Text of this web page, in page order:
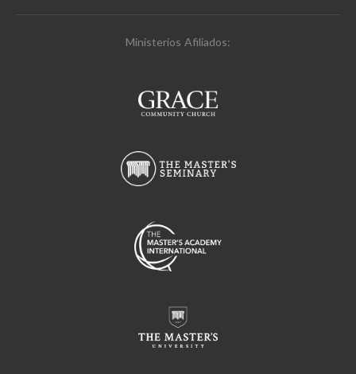
Ministerios Afiliados: